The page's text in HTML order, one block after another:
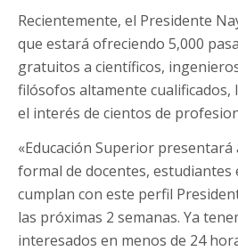
Recientemente, el Presidente
que estará ofreciendo 5,000
gratuitos a científicos,
filósofos altamente cualificados,
el interés de cientos de
«Educación Superior
formal de docentes, estudiantes
cumplan con este perfil
las próximas 2 semanas. Ya
interesados en menos de 24